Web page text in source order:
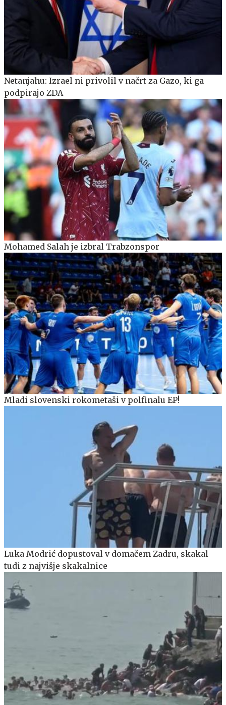
Netanjahu: Izrael ni privolil v načrt za Gazo, ki ga
podpirajo ZDA
Mohamed Salah je izbral Trabzonspor
Mladi slovenski rokometaši v polfinalu EP!
Luka Modrić dopustoval v domačem Zadru, skakal
tudi z najvišje skakalnice